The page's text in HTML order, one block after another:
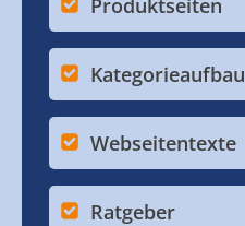
Produktseiten
Kategorieaufbau
Webseitentexte
Ratgeber